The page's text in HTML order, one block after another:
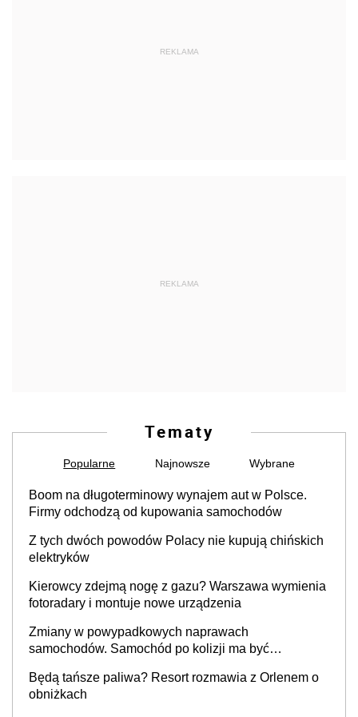
REKLAMA
REKLAMA
Tematy
Popularne Najnowsze Wybrane
Boom na długoterminowy wynajem aut w Polsce.
Firmy odchodzą od kupowania samochodów
Z tych dwóch powodów Polacy nie kupują chińskich
elektryków
Kierowcy zdejmą nogę z gazu? Warszawa wymienia
fotoradary i montuje nowe urządzenia
Zmiany w powypadkowych naprawach
samochodów. Samochód po kolizji ma być
producenta
Będą tańsze paliwa? Resort rozmawia z Orlenem o
obniżkach